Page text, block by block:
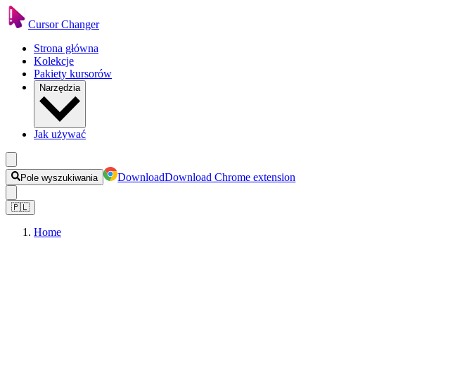
Cursor Changer
Strona główna
Kolekcje
Pakiety kursorów
Narzędzia
Jak używać
Pole wyszukiwania DownloadDownload Chrome extension
🇵🇱
Home